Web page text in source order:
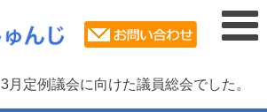
3月定例議会に向けた議員総会でした。